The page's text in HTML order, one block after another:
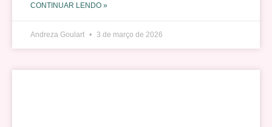
CONTINUAR LENDO »
Andreza Goulart 3 de março de 2026